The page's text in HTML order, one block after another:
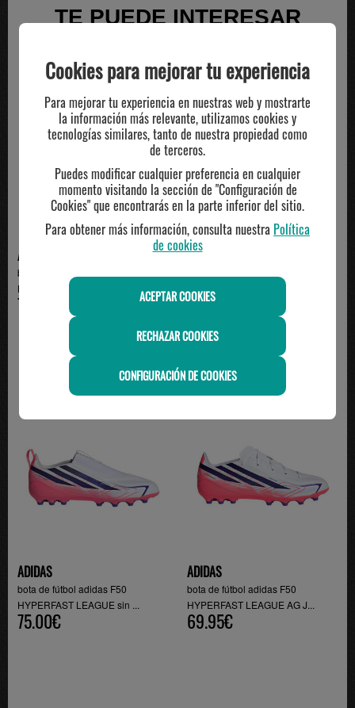
TE PUEDE INTERESAR
ADIDAS
bota de fútbol adidas PREDATOR
LEAGUE FT AG Jun...
75.00€
ADIDAS
HYPERFAST CLUB IN J...
49.95€
ADIDAS
bota de fútbol adidas F50
HYPERFAST LEAGUE sin ...
75.00€
ADIDAS
bota de fútbol adidas F50
HYPERFAST LEAGUE AG J...
69.95€
Cookies para mejorar tu experiencia
Para mejorar tu experiencia en nuestras web y mostrarte
la información más relevante, utilizamos cookies y
tecnologías similares, tanto de nuestra propiedad como
de terceros.
Puedes modificar cualquier preferencia en cualquier
momento visitando la sección de "Configuración de
Cookies" que encontrarás en la parte inferior del sitio.
Para obtener más información, consulta nuestra Política
de cookies
ACEPTAR COOKIES
RECHAZAR COOKIES
CONFIGURACIÓN DE COOKIES